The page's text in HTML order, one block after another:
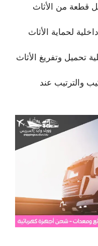
قطعة من الأثاث
لحماية الأثاث
تحميل وتفريغ الأثاث
والترتيب عند